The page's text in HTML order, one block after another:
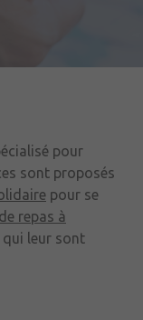
pour
sont proposés
pour se
repas à
leur sont